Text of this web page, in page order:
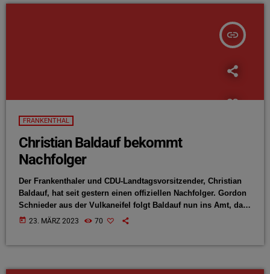
insert_link
FRANKENTHAL
Christian Baldauf bekommt
Nachfolger
Der Frankenthaler und CDU-Landtagsvorsitzender, Christian
Baldauf, hat seit gestern einen offiziellen Nachfolger. Gordon
Schnieder aus der Vulkaneifel folgt Baldauf nun ins Amt, das
teilt die CDU in einem Presseschreiben mit. 25 der 29
today 23. MÄRZ 2023 70